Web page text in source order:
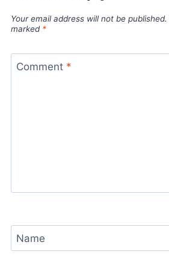
Your email address will not be published.
marked *
Comment *
Name